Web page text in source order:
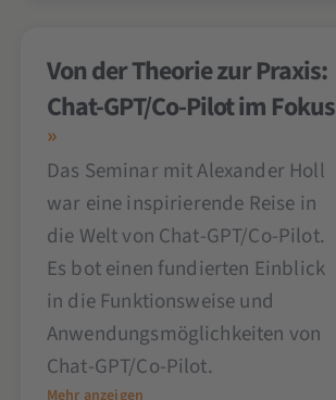
Von der Theorie zur Praxis:
Chat-GPT/Co-Pilot im Fokus
Das Seminar mit Alexander Holl
war eine inspirierende Reise in
die Welt von Chat-GPT/Co-Pilot.
Es bot einen fundierten Einblick
in die Funktionsweise und
Anwendungsmöglichkeiten von
Chat-GPT/Co-Pilot.